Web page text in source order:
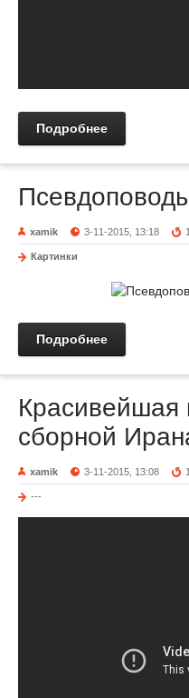
Подробнее
xamik 3-11-2015, 13:18
Картинки
Подробнее
Красивейшая
сборной
xamik 3-11-2015, 13:08
---